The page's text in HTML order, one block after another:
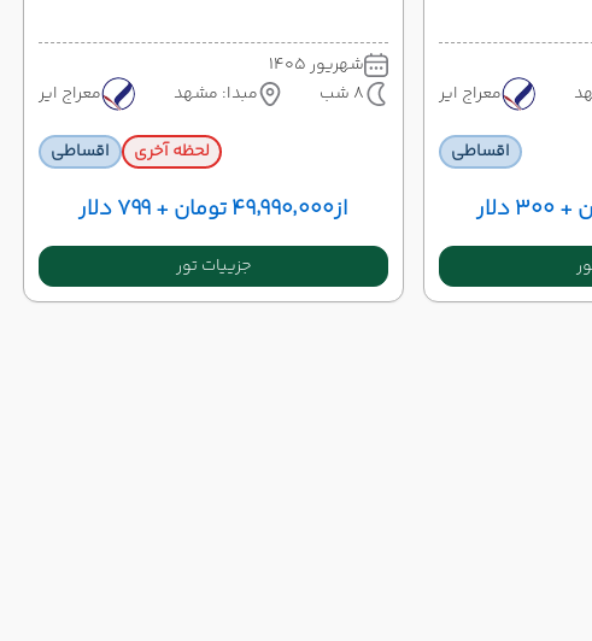
معراج ایر
اقساطی
شهریور 1405
8 شب
مبدا: مشهد معراج ایر
لحظه آخری اقساطی
از۴۹٬۹۹۰٬۰۰۰ تومان + ۷۹۹ دلار
جزییات تور